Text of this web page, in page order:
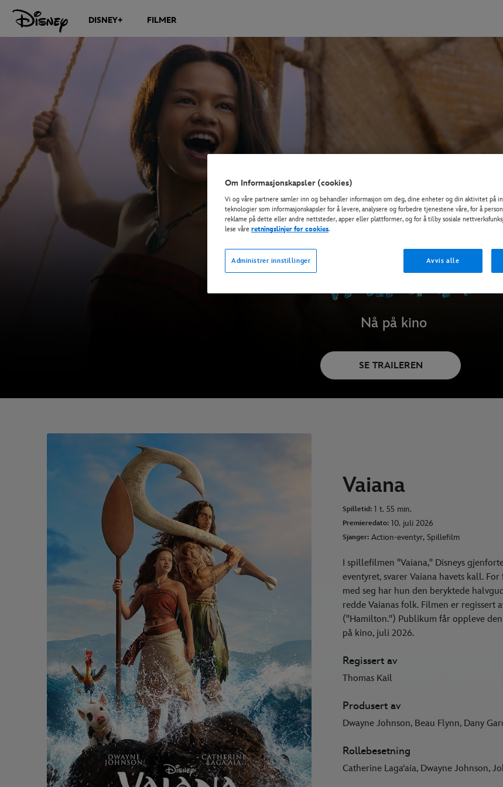
DISNEY+ FILMER
Nå på kino
SE TRAILEREN
Vaiana
Spilletid: 1 t. 55 min.
Premieredato: 10. juli 2026
Sjanger: Action-eventyr, Spillefilm
I spillefilmen "Vaiana," Disneys
eventyret, svarer Vaiana havets kall.
med seg har hun den beryktede
redde Vaianas folk. Filmen er
("Hamilton.") Publikum får oppleve
på kino, juli 2026.
Regissert av
Thomas Kail
Produsert av
Dwayne Johnson, Beau Flynn, Dany
Rollebesetning
Catherine Lagaʻaia, Dwayne Johnson,
Om Informasjonskapsler (cookies)
Vi og våre partnere samler inn og behandler informasjon om deg, dine enheter og din aktivitet på
teknologier som informasjonskapsler for å levere, analysere og forbedre tjenestene våre, for å
reklame på dette eller andre nettsteder, apper eller plattformer, og for å tilby sosiale
lese våre retningslinjer for cookies.
Administrer innstillinger Avvis alle